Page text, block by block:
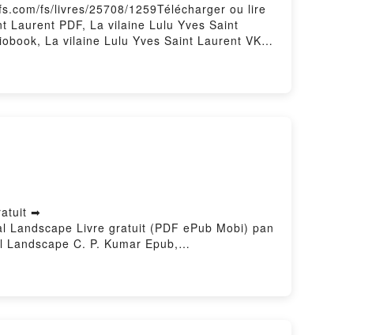
fs/livres/25708/1259Télécharger ou lire
Laurent PDF, La vilaine Lulu Yves Saint
La vilaine Lulu Yves Saint Laurent VK,
➡
Livre gratuit (PDF ePub Mobi) pan
C. P. Kumar Epub,
Kumar Kindle, Entrepreneurship in the